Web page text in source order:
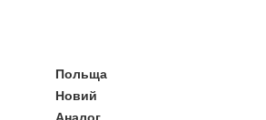
Польща
Новий
Аналог